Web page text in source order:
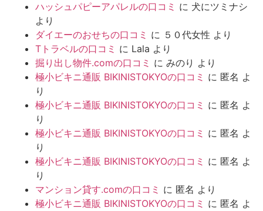
ハッシュパピーアパレルの口コミ に 犬にツミナシ
より
ダイエーのおせちの口コミ に ５０代女性 より
Tトラベルの口コミ に Lala より
掘り出し物件.comの口コミ に みのり より
極小ビキニ通販 BIKINISTOKYOの口コミ に 匿名 よ
り
極小ビキニ通販 BIKINISTOKYOの口コミ に 匿名 よ
り
極小ビキニ通販 BIKINISTOKYOの口コミ に 匿名 よ
り
極小ビキニ通販 BIKINISTOKYOの口コミ に 匿名 よ
り
マンション貸す.comの口コミ に 匿名 より
極小ビキニ通販 BIKINISTOKYOの口コミ に 匿名 よ